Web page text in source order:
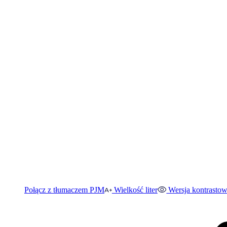
Połącz z tłumaczem PJM Wielkość liter Wersja